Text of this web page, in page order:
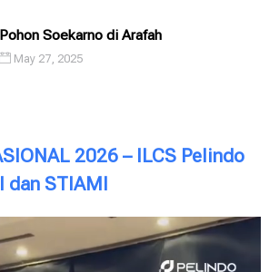
Pohon Soekarno di Arafah
May 27, 2025
2026 – ILCS Pelindo
dan STIAMI